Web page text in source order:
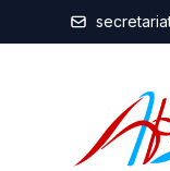
Aller au contenu